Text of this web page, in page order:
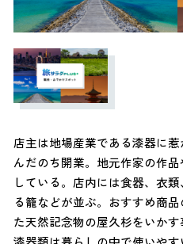
店主は地場産業である漆器に
んだのち開業。地元作家の作
している。店内には食器、衣
る籠などが並ぶ。おすすめ商
た天然記念物の屋久杉をいかす